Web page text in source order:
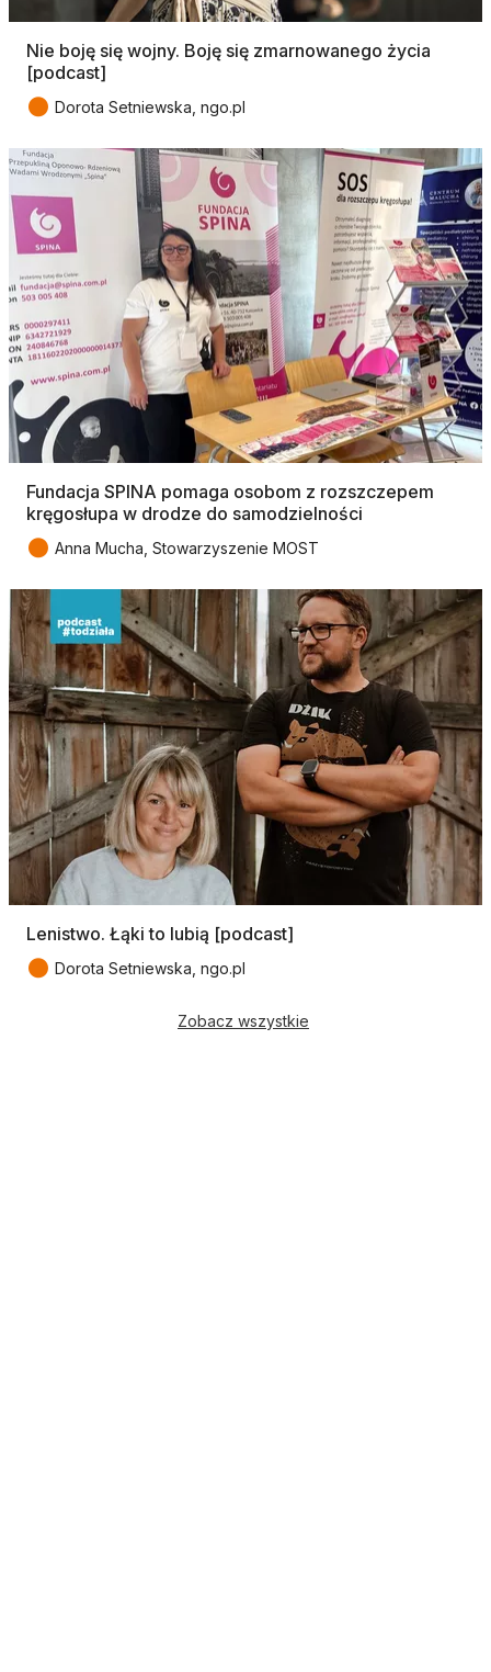
Nie boję się wojny. Boję się zmarnowanego życia
[podcast]
● Dorota Setniewska, ngo.pl
Fundacja SPINA pomaga osobom z rozszczepem
kręgosłupa w drodze do samodzielności
● Anna Mucha, Stowarzyszenie MOST
Lenistwo. Łąki to lubią [podcast]
● Dorota Setniewska, ngo.pl
Zobacz wszystkie